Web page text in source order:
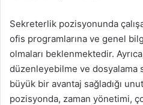
Sekreterlik pozisyonunda
ofis programlarına ve genel
olmaları beklenmektedir.
düzenleyebilme ve dosyalama
büyük bir avantaj sağladığı
pozisyonda, zaman yönetimi,